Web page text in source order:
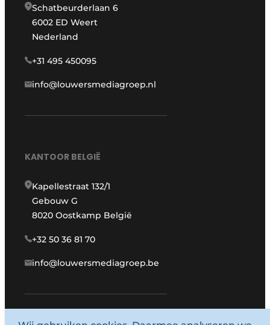
Schatbeurderlaan 6
6002 ED Weert
Nederland
+31 495 450095
info@louwersmediagroep.nl
KANTOOR BELGIË
Kapellestraat 132/1
Gebouw G
8020 Oostkamp België
+32 50 36 81 70
info@louwersmediagroep.be